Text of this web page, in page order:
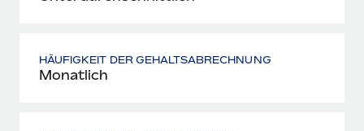
HÄUFIGKEIT DER GEHALTSABRECHNUNG
Monatlich